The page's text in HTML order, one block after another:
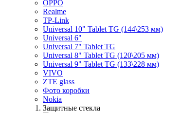
OPPO
Realme
TP-Link
Universal 10" Tablet TG (144\253 мм)
Universal 6"
Universal 7" Tablet TG
Universal 8" Tablet TG (120\205 мм)
Universal 9" Tablet TG (133\228 мм)
VIVO
ZTE glass
Фото коробки
Nokia
Защитные стекла